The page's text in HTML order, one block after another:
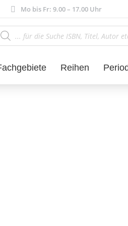
Mo bis Fr: 9.00 – 17.00 Uhr
Reihen